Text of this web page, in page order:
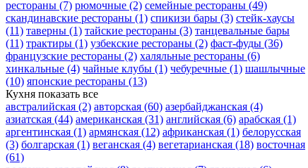
рестораны (7) рюмочные (2) семейные рестораны (49)
скандинавские рестораны (1) спикизи бары (3) стейк-хаусы
(11) таверны (1) тайские рестораны (3) танцевальные бары
(11) трактиры (1) узбекские рестораны (2) фаст-фуды (36)
французские рестораны (2) халяльные рестораны (6)
хинкальные (4) чайные клубы (1) чебуречные (1) шашлычные
(10) японские рестораны (13)
Кухня показать все
австралийская (2) авторская (60) азербайджанская (4)
азиатская (44) американская (31) английская (6) арабская (1)
аргентинская (1) армянская (12) африканская (1) белорусская
(3) болгарская (1) веганская (4) вегетарианская (18) восточная
(61)